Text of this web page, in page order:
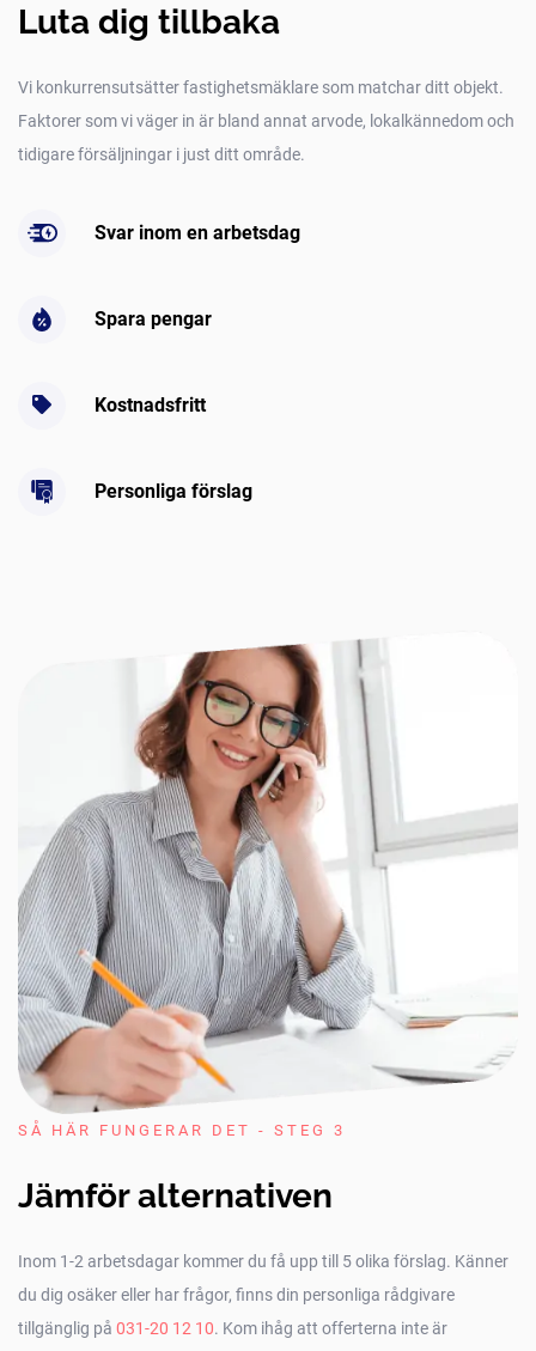
Luta dig tillbaka
Vi konkurrensutsätter fastighetsmäklare som matchar ditt objekt.
Faktorer som vi väger in är bland annat arvode, lokalkännedom och
tidigare försäljningar i just ditt område.
Svar inom en arbetsdag
Spara pengar
Kostnadsfritt
Personliga förslag
SÅ HÄR FUNGERAR DET - STEG 3
Jämför alternativen
Inom 1-2 arbetsdagar kommer du få upp till 5 olika förslag. Känner
du dig osäker eller har frågor, finns din personliga rådgivare
tillgänglig på 031-20 12 10. Kom ihåg att offerterna inte är